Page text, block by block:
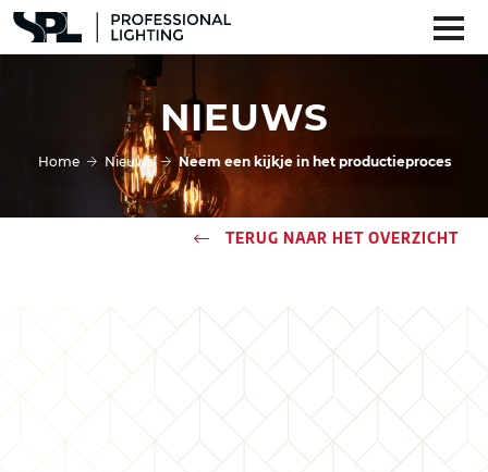
NIEUWS
Home Nieuws Neem een kijkje in het productieproces
TERUG NAAR HET OVERZICHT